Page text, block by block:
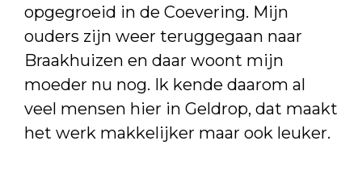
opgegroeid in de Coevering. Mijn
ouders zijn weer teruggegaan naar
Braakhuizen en daar woont mijn
moeder nu nog. Ik kende daarom al
veel mensen hier in Geldrop, dat maakt
het werk makkelijker maar ook leuker.